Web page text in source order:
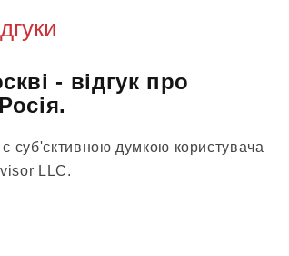
- відгук про
суб'єктивною думкою користувача
LLC.